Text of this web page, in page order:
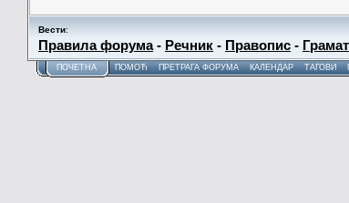
Вести:
Правила форума- Речник - Правопис -
ПОЧЕТНА ПОМОЋ ПРЕТРАГА ФОРУМА КАЛЕНДАР ТАГОВИ